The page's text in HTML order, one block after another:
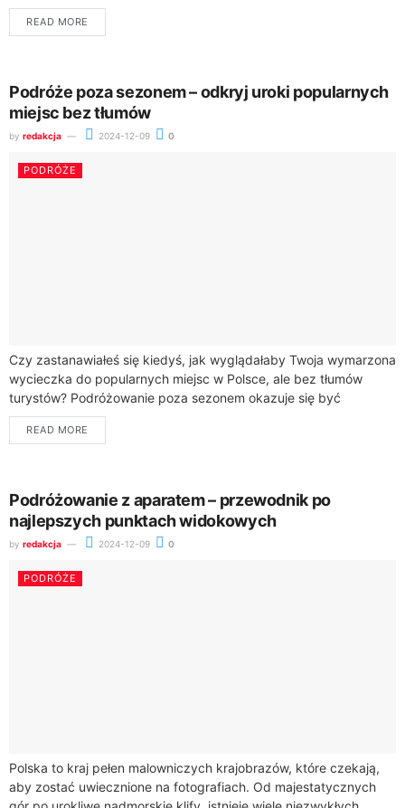
trekkingowe, termos z ciepłym napojem oraz mapa i...
READ MORE
Podróże poza sezonem – odkryj uroki popularnych
miejsc bez tłumów
by redakcja 2024-12-09 0
PODRÓŻE
Czy zastanawiałeś się kiedyś, jak wyglądałaby Twoja wymarzona
wycieczka do popularnych miejsc w Polsce, ale bez tłumów
turystów? Podróżowanie poza sezonem okazuje się być
świetnym rozwiązaniem, które pozwoli Ci cieszyć...
READ MORE
Podróżowanie z aparatem – przewodnik po
najlepszych punktach widokowych
by redakcja 2024-12-09 0
PODRÓŻE
Polska to kraj pełen malowniczych krajobrazów, które czekają,
aby zostać uwiecznione na fotografiach. Od majestatycznych